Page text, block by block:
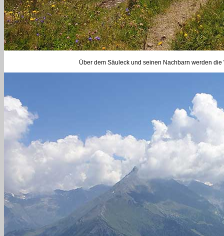
Über dem Säuleck und seinen Nachbarn werden